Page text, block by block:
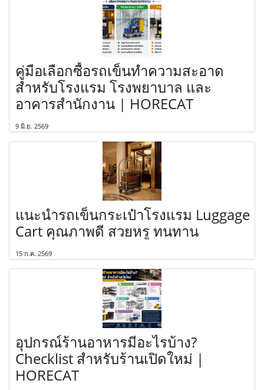
คู่มือเลือกซื้อรถเข็นทำความสะอาด
สำหรับโรงแรม โรงพยาบาล และ
อาคารสำนักงาน | HORECAT
9 มิ.ย. 2569
แนะนำรถเข็นกระเป๋าโรงแรม Luggage
Cart คุณภาพดี สวยหรู ทนทาน
15 ก.ค. 2569
อุปกรณ์ร้านอาหารมีอะไรบ้าง?
Checklist สำหรับร้านเปิดใหม่ |
HORECAT